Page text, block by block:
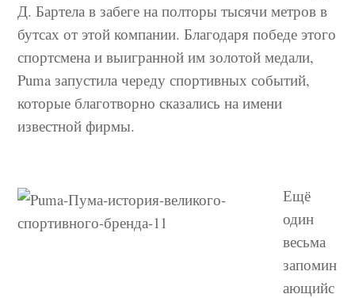
Д. Бартела в забеге на полторы тысячи метров в
бутсах от этой компании. Благодаря победе этого
спортсмена и выигранной им золотой медали,
Puma запустила череду спортивных событий,
которые благотворно сказались на имени
известной фирмы.
Ещё
один
весьма
запомин
ающийс